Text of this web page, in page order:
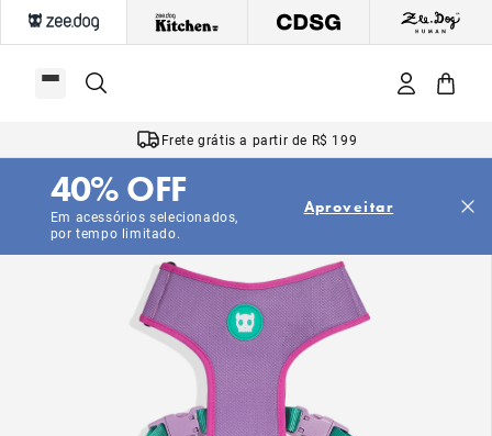
Frete grátis a partir de R$ 199
Em acessórios selecionados,
por tempo limitado.
40% OFF Aproveitar